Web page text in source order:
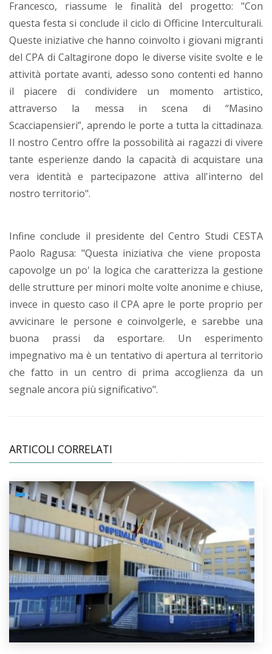
Francesco, riassume le finalità del progetto: "Con
questa festa si conclude il ciclo di Officine Interculturali.
Queste iniziative che hanno coinvolto i giovani migranti
del CPA di Caltagirone dopo le diverse visite svolte e le
attività portate avanti, adesso sono contenti ed hanno
il piacere di condividere un momento artistico,
attraverso la messa in scena di “Masino
Scacciapensieri”, aprendo le porte a tutta la cittadinaza.
Il nostro Centro offre la possobilità ai ragazzi di vivere
tante esperienze dando la capacità di acquistare una
vera identità e partecipazone attiva all'interno del
nostro territorio".
Infine conclude il presidente del Centro Studi CESTA
Paolo Ragusa: "Questa iniziativa che viene proposta
capovolge un po' la logica che caratterizza la gestione
delle strutture per minori molte volte anonime e chiuse,
invece in questo caso il CPA apre le porte proprio per
avvicinare le persone e coinvolgerle, e sarebbe una
buona prassi da esportare. Un esperimento
impegnativo ma è un tentativo di apertura al territorio
che fatto in un centro di prima accoglienza da un
segnale ancora più significativo".
ARTICOLI CORRELATI